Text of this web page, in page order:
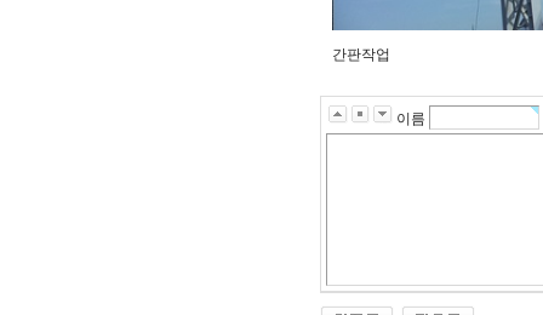
간판작업
이름